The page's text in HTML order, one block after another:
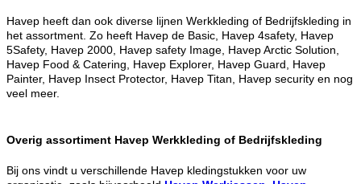
Havep heeft dan ook diverse lijnen Werkkleding of Bedrijfskleding in
het assortment. Zo heeft Havep de Basic, Havep 4safety, Havep
5Safety, Havep 2000, Havep safety Image, Havep Arctic Solution,
Havep Food & Catering, Havep Explorer, Havep Guard, Havep
Painter, Havep Insect Protector, Havep Titan, Havep security en nog
veel meer.
Overig assortiment Havep Werkkleding of Bedrijfskleding
Bij ons vindt u verschillende Havep kledingstukken voor uw